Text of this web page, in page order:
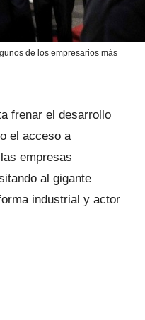
de los empresarios más
frenar el desarrollo
el acceso a
empresas
al gigante
industrial y actor